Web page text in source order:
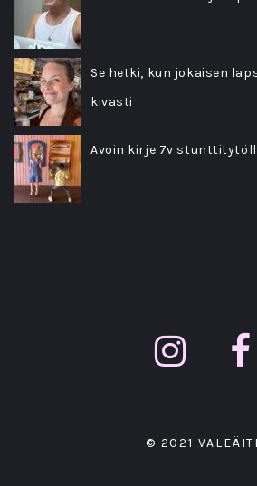
Se hetki, kun jokaisen
kivasti
Avoin kirje 7v
© 2021 VALEÄITI